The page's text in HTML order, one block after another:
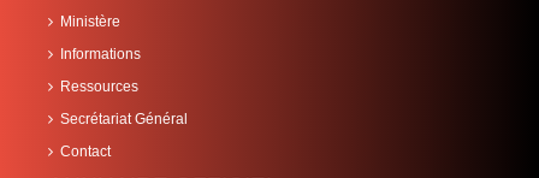
Ministère
Informations
Ressources
Secrétariat Général
Contact